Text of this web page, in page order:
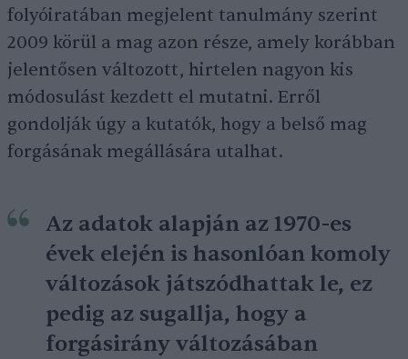
folyóiratában megjelent tanulmány szerint
2009 körül a mag azon része, amely korábban
jelentősen változott, hirtelen nagyon kis
módosulást kezdett el mutatni. Erről
gondolják úgy a kutatók, hogy a belső mag
forgásának megállására utalhat.
Az adatok alapján az 1970-es
évek elején is hasonlóan komoly
változások játszódhattak le, ez
pedig az sugallja, hogy a
forgásirány változásában